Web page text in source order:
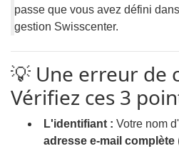
passe que vous avez défini
gestion Swisscenter.
💡 Une erreur de
Vérifiez ces 3
L'identifiant : Votre nom
adresse e-mail complète